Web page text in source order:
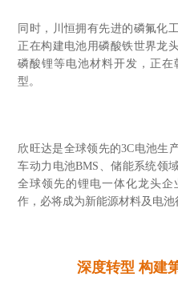
同时，川恒拥有先进的磷氟化
正在构建电池用磷酸铁世界龙
磷酸锂等电池材料开发，正
型。
欣旺达是全球领先的3C电池生
车动力电池BMS、储能系统领
全球领先的锂电一体化龙头
作，必将成为新能源材料及电池
深度转型 构建